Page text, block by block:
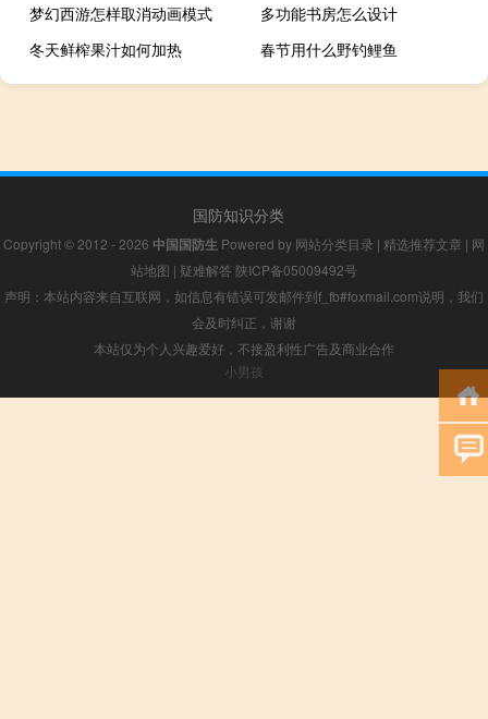
梦幻西游怎样取消动画模式
多功能书房怎么设计
冬天鲜榨果汁如何加热
春节用什么野钓鲤鱼
国防知识分类
Copyright © 2012 - 2026 中国国防生 Powered by 网站分类目录 | 精选推荐文章 | 网
站地图 | 疑难解答 陕ICP备05009492号
声明：本站内容来自互联网，如信息有错误可发邮件到f_fb#foxmail.com说明，我们
会及时纠正，谢谢
本站仅为个人兴趣爱好，不接盈利性广告及商业合作
小男孩